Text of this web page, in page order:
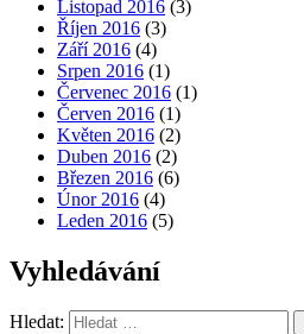
Listopad 2016 (3)
Říjen 2016 (3)
Září 2016 (4)
Srpen 2016 (1)
Červenec 2016 (1)
Červen 2016 (1)
Květen 2016 (2)
Duben 2016 (2)
Březen 2016 (6)
Únor 2016 (4)
Leden 2016 (5)
Vyhledávání
Hledat: